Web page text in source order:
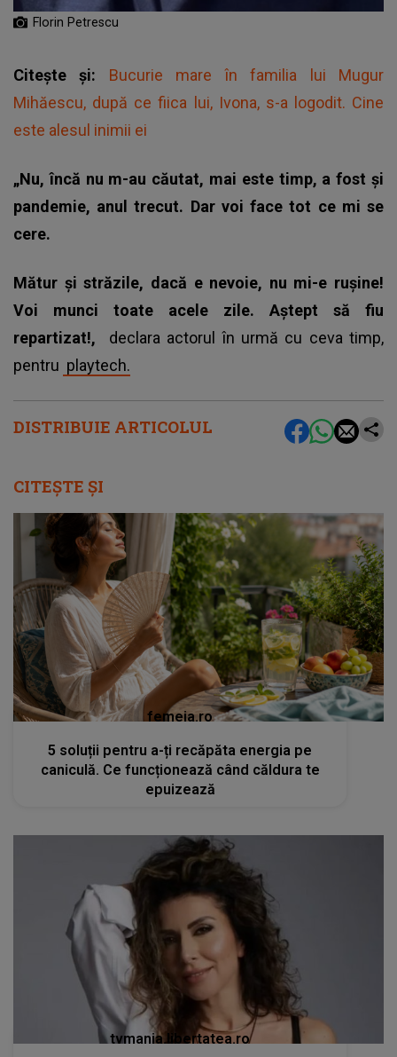
DISTRIBUIE ARTICOLUL
Florin Petrescu
Citește și: Bucurie mare în familia lui Mugur
Mihăescu, după ce fiica lui, Ivona, s-a logodit. Cine
este alesul inimii ei
„Nu, încă nu m-au căutat, mai este timp, a fost și
pandemie, anul trecut. Dar voi face tot ce mi se
cere.
Mătur și străzile, dacă e nevoie, nu mi-e rușine!
Voi munci toate acele zile. Aștept să fiu
repartizat!,
declara actorul în urmă cu ceva timp,
pentru playtech.
CITEȘTE ȘI
femeia.ro
5 soluții pentru a-ți recăpăta energia pe
caniculă. Ce funcționează când căldura te
epuizează
tvmania.libertatea.ro